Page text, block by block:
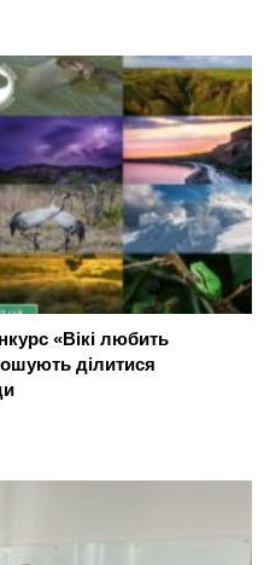
«Вікі любить
ділитися